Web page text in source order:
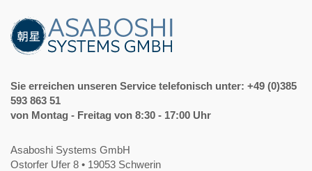
Sie erreichen unseren Service telefonisch unter: +49 (0)385
593 863 51
von Montag - Freitag von 8:30 - 17:00 Uhr
Asaboshi Systems GmbH
Ostorfer Ufer 8 • 19053 Schwerin